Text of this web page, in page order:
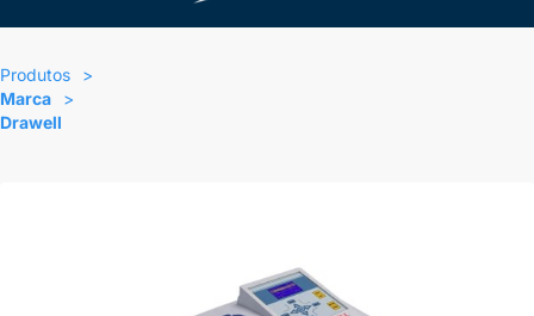
Produtos
Marca
Drawell